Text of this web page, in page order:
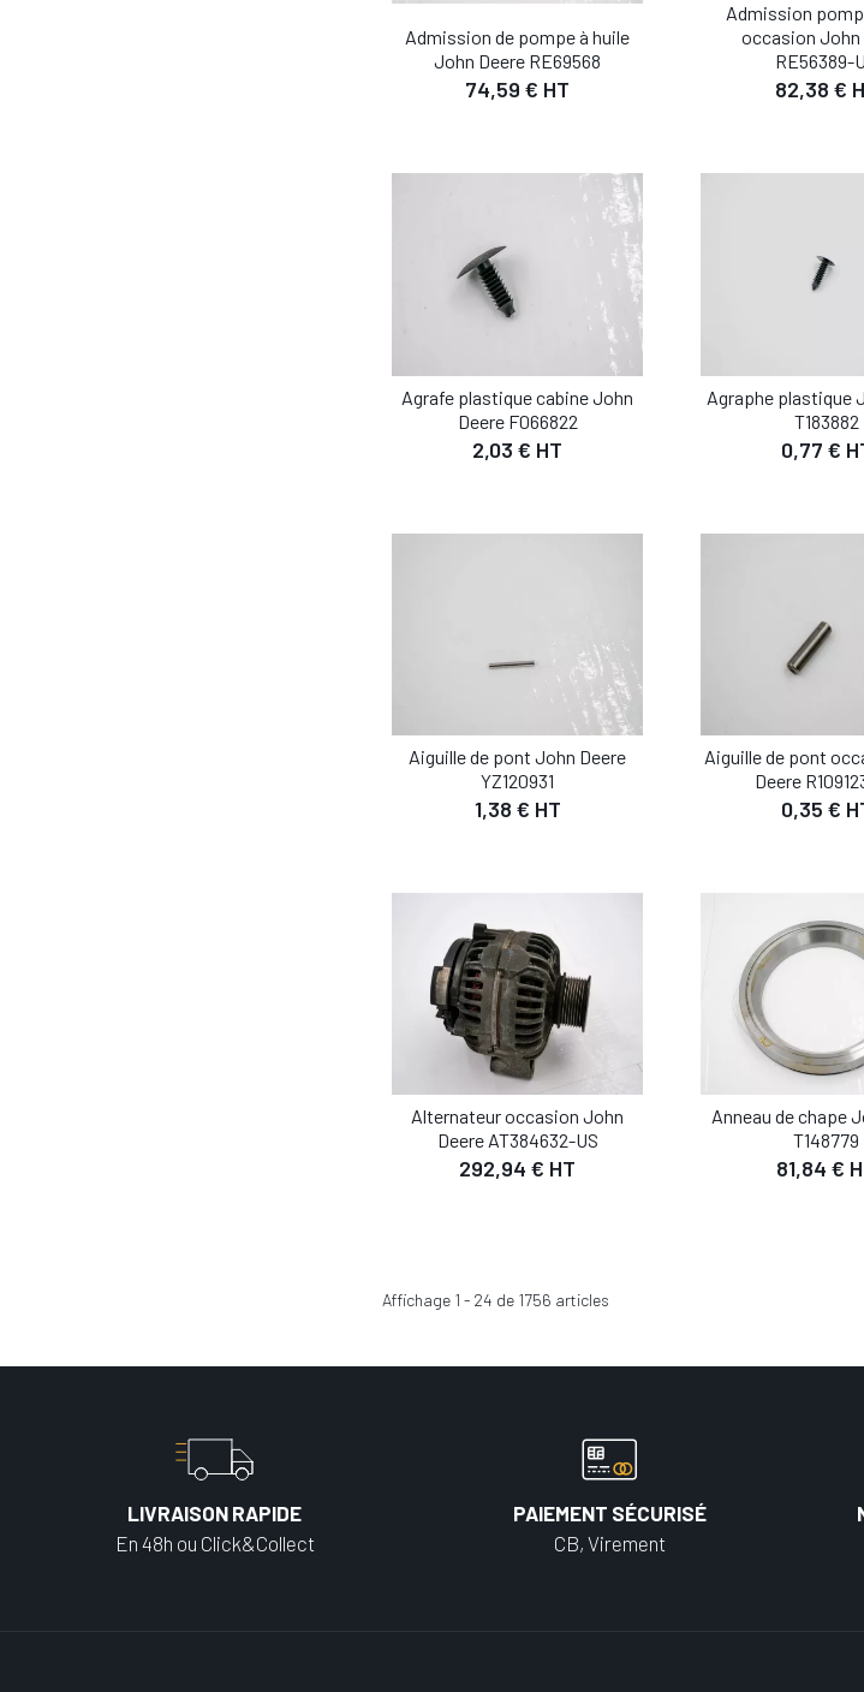
Admission de pompe à huile
John Deere RE69568
74,59 € HT
Admission
occasion John
RE56389-
82,38 €
Agrafe plastique cabine John
Deere F066822
2,03 € HT
Agraphe plastique
T183882
0,77 €
Aiguille de pont John Deere
YZ120931
1,38 € HT
DÉTAIL
AJOUTER AU PANIER
Aiguille de pont
Deere
0,35 €
DÉTAIL
AJOUTER AU
Alternateur occasion John
Deere AT384632-US
292,94 € HT
DÉTAIL
AJOUTER AU PANIER
Anneau de chape
T148779
81,84 €
DÉTAIL
AJOUTER AU
Affichage 1 - 24 de 1756 articles
LIVRAISON RAPIDE
En 48h ou Click&Collect
PAIEMENT SÉCURISÉ
CB, Virement